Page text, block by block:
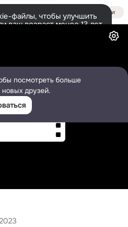
Войти
файлы, чтобы улучшить
ваш возраст менее 13 лет,
посмотреть больше
друзей.